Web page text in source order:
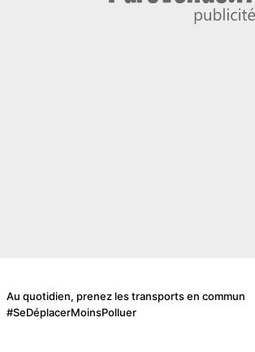
Au quotidien, prenez les transports en commun
#SeDéplacerMoinsPolluer